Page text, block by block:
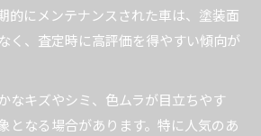
的にメンテナンスされた車は、塗装面
く、査定時に高評価を得やすい傾向が
なキズやシミ、色ムラが目立ちやす
となる場合があります。特に人気のあ